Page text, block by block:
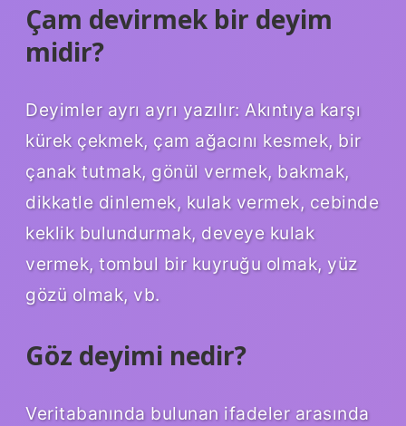
Çam devirmek bir deyim
midir?
Deyimler ayrı ayrı yazılır: Akıntıya karşı
kürek çekmek, çam ağacını kesmek, bir
çanak tutmak, gönül vermek, bakmak,
dikkatle dinlemek, kulak vermek, cebinde
keklik bulundurmak, deveye kulak
vermek, tombul bir kuyruğu olmak, yüz
gözü olmak, vb.
Göz deyimi nedir?
Veritabanında bulunan ifadeler arasında